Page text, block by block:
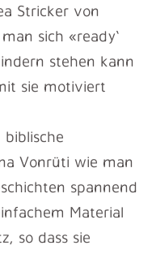
Stricker von
sich «ready‘
stehen kann
sie motiviert
Vonrüti wie man
spannend
Material
so dass sie